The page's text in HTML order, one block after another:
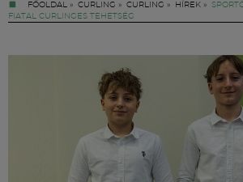
FŐOLDAL » CURLING » CURLING » HÍREK »
FIATAL CURLINGES TEHETSÉG
FM YouTube +